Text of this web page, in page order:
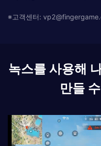
※고객센터:
녹스를 사용해
만들